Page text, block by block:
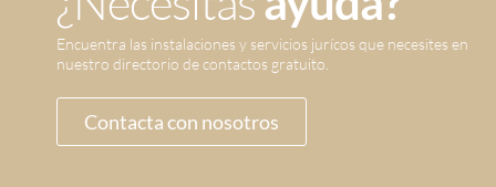
Encuentra las instalaciones y servicios jurícos que necesites en
nuestro directorio de contactos gratuito.
Contacta con nosotros